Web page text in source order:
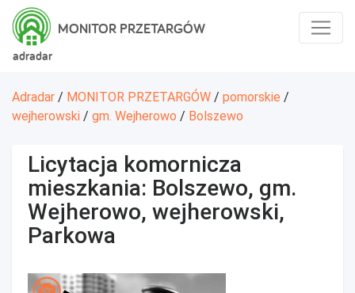
adradar
MONITOR PRZETARGÓW
Adradar / MONITOR PRZETARGÓW / pomorskie /
wejherowski / gm. Wejherowo / Bolszewo
Licytacja komornicza
mieszkania: Bolszewo, gm.
Wejherowo, wejherowski,
Parkowa